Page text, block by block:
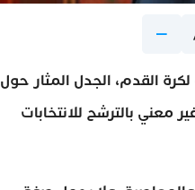
القدم، الجدل المثار حول
معني بالترشح للانتخابات